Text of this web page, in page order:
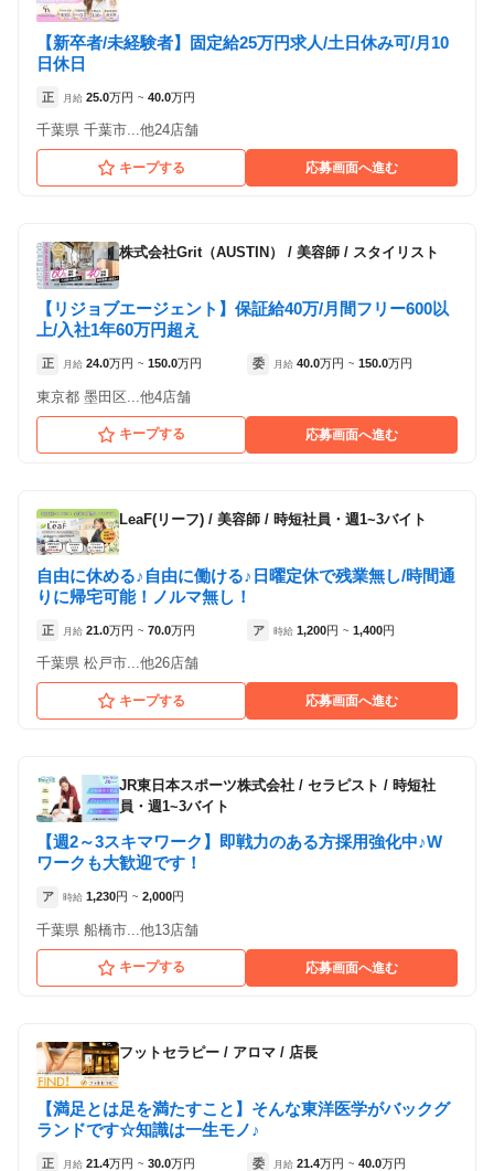
【新卒者/未経験者】固定給25万円求人/土日休み可/月10
日休日
正 月給 25.0万円 ~ 40.0万円
千葉県 千葉市...他24店舗
キープする 応募画面へ進む
株式会社Grit（AUSTIN） / 美容師 / スタイリスト
【リジョブエージェント】保証給40万/月間フリー600以
上/入社1年60万円超え
正 月給 24.0万円 ~ 150.0万円 委 月給 40.0万円 ~ 150.0万円
東京都 墨田区...他4店舗
キープする 応募画面へ進む
LeaF(リーフ) / 美容師 / 時短社員・週1~3バイト
自由に休める♪自由に働ける♪日曜定休で残業無し/時間通
りに帰宅可能！ノルマ無し！
正 月給 21.0万円 ~ 70.0万円 ア 時給 1,200円 ~ 1,400円
千葉県 松戸市...他26店舗
キープする 応募画面へ進む
JR東日本スポーツ株式会社 / セラピスト / 時短社
員・週1~3バイト
【週2～3スキマワーク】即戦力のある方採用強化中♪W
ワークも大歓迎です！
ア 時給 1,230円 ~ 2,000円
千葉県 船橋市...他13店舗
キープする 応募画面へ進む
フットセラピー / アロマ / 店長
【満足とは足を満たすこと】そんな東洋医学がバックグ
ランドです☆知識は一生モノ♪
正 月給 21.4万円 ~ 30.0万円 委 月給 21.4万円 ~ 40.0万円